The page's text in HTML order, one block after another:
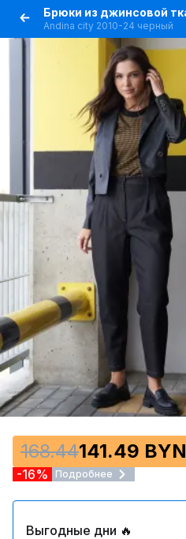
Andina city 2010-24 черный
168.44141.49 BYN
-16% Подробнее
Выгодные дни 🔥